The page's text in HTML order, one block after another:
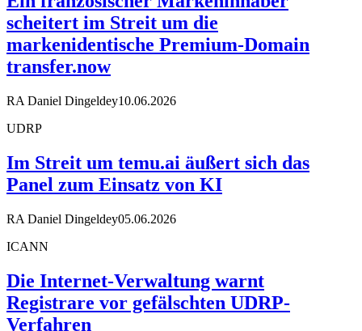
scheitert im Streit um die
markenidentische Premium-Domain
transfer.now
RA Daniel Dingeldey10.06.2026
UDRP
Im Streit um temu.ai äußert sich das
Panel zum Einsatz von KI
RA Daniel Dingeldey05.06.2026
ICANN
Die Internet-Verwaltung warnt
Registrare vor gefälschten UDRP-
Verfahren